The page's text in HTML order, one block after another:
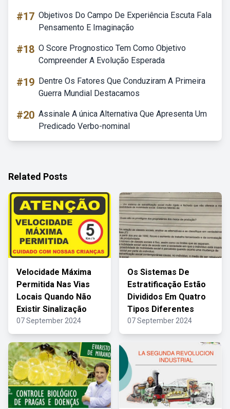
#17 Objetivos Do Campo De Experiência Escuta Fala
Pensamento E Imaginação
#18 O Score Prognostico Tem Como Objetivo
Compreender A Evolução Esperada
#19 Dentre Os Fatores Que Conduziram A Primeira
Guerra Mundial Destacamos
#20 Assinale A única Alternativa Que Apresenta Um
Predicado Verbo-nominal
Related Posts
Velocidade Máxima
Permitida Nas Vias
Locais Quando Não
Existir Sinalização
07 September 2024
Os Sistemas De
Estratificação Estão
Divididos Em Quatro
Tipos Diferentes
07 September 2024